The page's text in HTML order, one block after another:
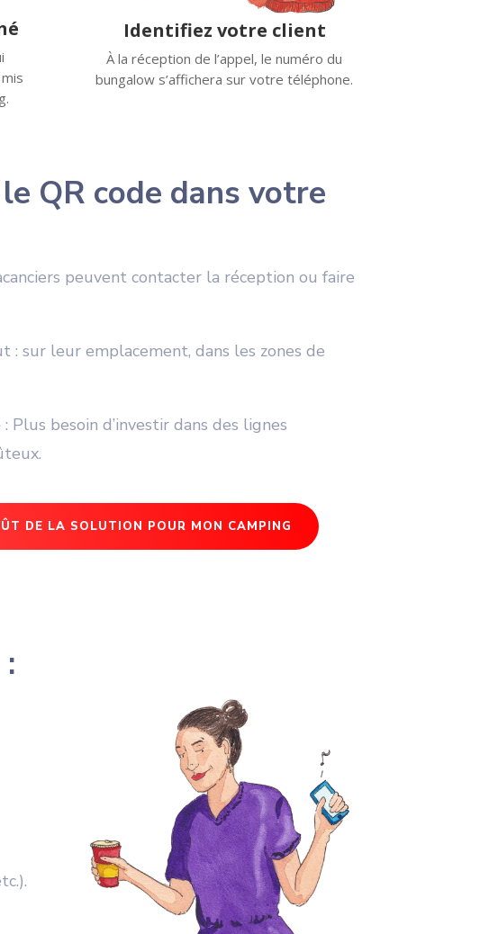
Identifiez votre client
À la réception de l’appel, le numéro du
bungalow s’affichera sur votre téléphone.
QR code dans votre
peuvent contacter la réception ou faire
: sur leur emplacement, dans les zones de
: Plus besoin d’investir dans des lignes
DE LA SOLUTION POUR MON CAMPING